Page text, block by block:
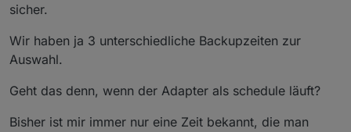
sicher.
Wir haben ja 3 unterschiedliche Backupzeiten zur
Auswahl.
Geht das denn, wenn der Adapter als schedule läuft?
Bisher ist mir immer nur eine Zeit bekannt, die man